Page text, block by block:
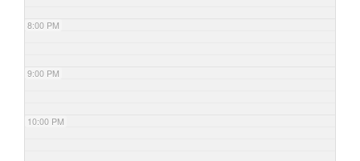
8:00 PM
9:00 PM
10:00 PM